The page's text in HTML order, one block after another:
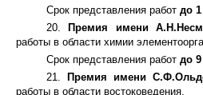
Срок представления работ до
20.
Премия имени
работы в области химии
Срок представления работ до
21.
Премия имени
работы в области востоковедения.